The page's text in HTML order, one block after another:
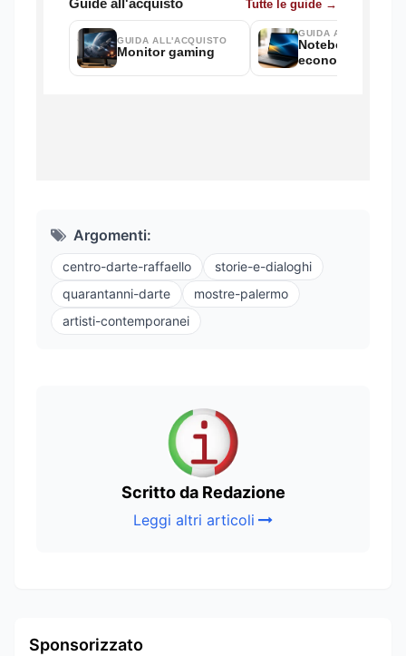
Argomenti:
centro-darte-raffaello
storie-e-dialoghi
quarantanni-darte
mostre-palermo
artisti-contemporanei
Scritto da Redazione
Leggi altri articoli
Sponsorizzato